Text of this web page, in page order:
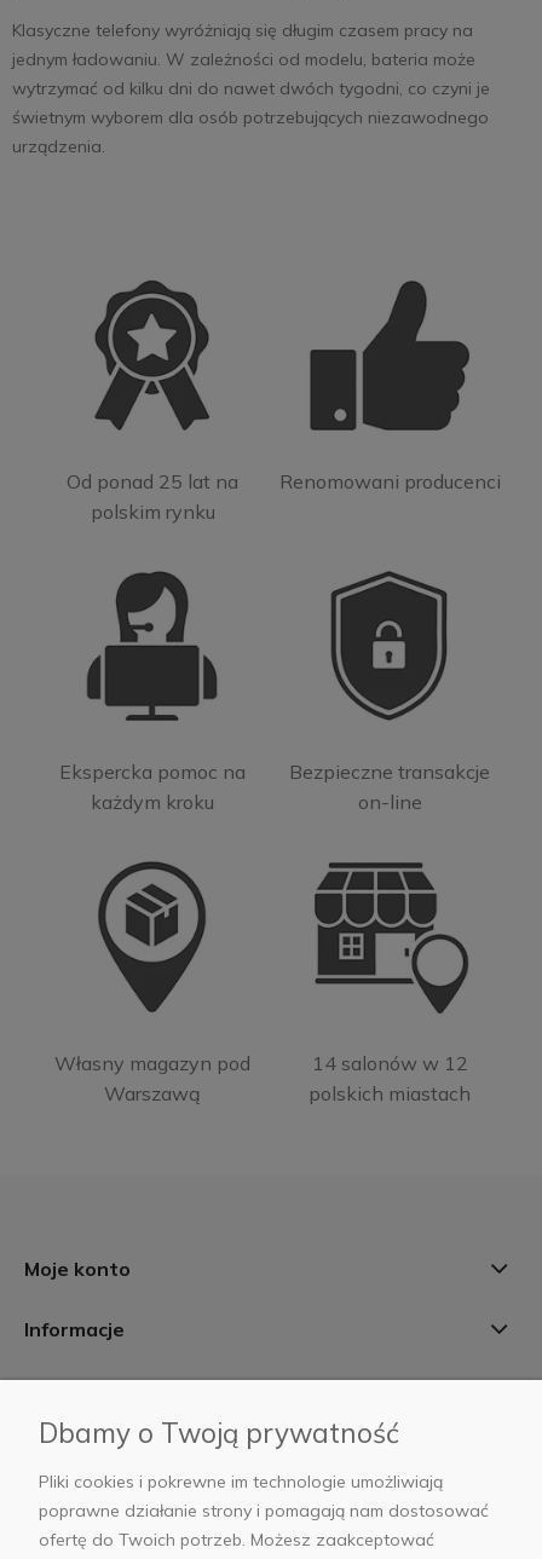
Klasyczne telefony wyróżniają się długim czasem pracy na
jednym ładowaniu. W zależności od modelu, bateria może
wytrzymać od kilku dni do nawet dwóch tygodni, co czyni je
świetnym wyborem dla osób potrzebujących niezawodnego
urządzenia.
Od ponad 25 lat na
polskim rynku
Renomowani producenci
Ekspercka pomoc na
każdym kroku
Bezpieczne transakcje
on-line
Własny magazyn pod
Warszawą
14 salonów w 12
polskich miastach
Moje konto
Informacje
AB Foto
Dbamy o Twoją prywatność
Pliki cookies i pokrewne im technologie umożliwiają
poprawne działanie strony i pomagają nam dostosować
ofertę do Twoich potrzeb. Możesz zaakceptować